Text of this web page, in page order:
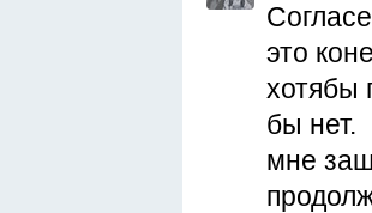
это
хотябы
бы нет.
мне